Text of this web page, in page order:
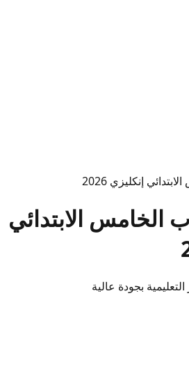
إنكليزي 2026
الخامس الابتدائي
بجودة عالية